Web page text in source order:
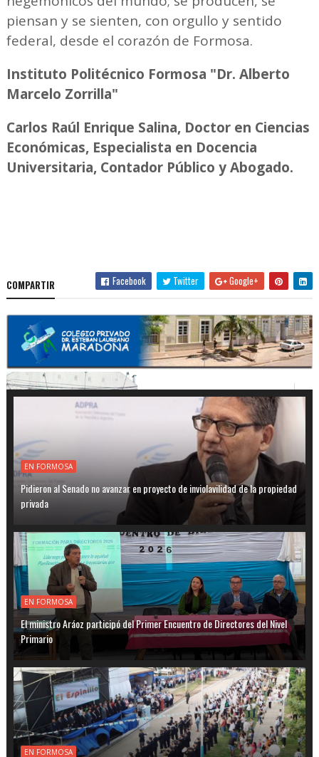
piensan y se sienten, con orgullo y sentido
federal, desde el corazón de Formosa.
Instituto Politécnico Formosa "Dr. Alberto
Marcelo Zorrilla"
Carlos Raúl Enrique Salina, Doctor en Ciencias
Económicas, Especialista en Docencia
Universitaria, Contador Público y Abogado.
COMPARTIR Facebook Twitter Google+
EN FORMOSA
Pidieron al Senado no avanzar en proyecto de inviolavilidad de la propiedad
privada
EN FORMOSA
El ministro Aráoz participó del Primer Encuentro de Directores del Nivel
Primario
EN FORMOSA